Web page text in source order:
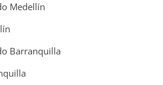
Medellín
Barranquilla